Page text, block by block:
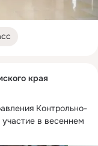
края
Контрольно-
в весеннем